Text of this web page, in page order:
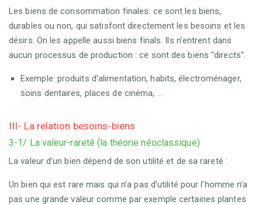
Les biens de consommation finales: ce sont les biens,
durables ou non, qui satisfont directement les besoins et les
désirs. On les appelle aussi biens finals. Ils n'entrent dans
aucun processus de production : ce sont des biens "directs".
Exemple: produits d'alimentation, habits, électroménager,
soins dentaires, places de cinéma, …
III- La relation besoins-biens
3-1/ La valeur-rareté (la théorie néoclassique)
La valeur d’un bien dépend de son utilité et de sa rareté :
Un bien qui est rare mais qui n’a pas d’utilité pour l’homme n’a
pas une grande valeur comme par exemple certaines plantes